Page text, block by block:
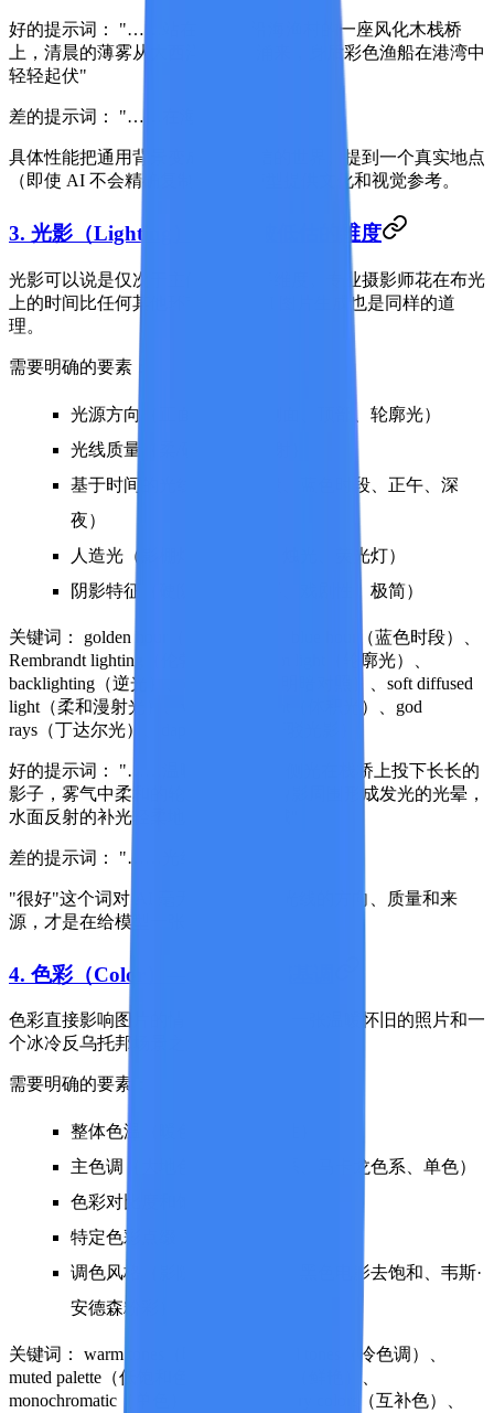
好的提示词：
"……站在葡萄牙沿海渔村的一座风化木栈桥
上，清晨的薄雾从大西洋上缓缓涌来，身后彩色渔船在港湾中
轻轻起伏"
差的提示词： "……在海边"
具体性能把通用背景变成一个可信的世界。提到一个真实地点
（即使 AI 不会精确复制）能为模型提供文化和视觉参考。
3. 光影（Lighting）——最被低估的维度
光影可以说是仅次于主体的最重要维度。专业摄影师花在布光
上的时间比任何其他环节都多，AI 图片生成也是同样的道
理。
需要明确的要素：
光源方向（正面、背面、侧面、顶部、轮廓光）
光线质量（柔/硬、漫射/直射）
基于时间的光线（黄金时段、蓝色时段、正午、深
夜）
人造光（影棚灯、霓虹灯、烛光、荧光灯）
阴影特征（硬阴影、柔阴影、戏剧性、极简）
关键词：
golden hour（黄金时段）、blue hour（蓝色时段）、
Rembrandt lighting（伦勃朗光）、rim light（轮廓光）、
backlighting（逆光）、chiaroscuro（明暗对照）、soft diffused
light（柔和漫射光）、volumetric light（体积光）、god
rays（丁达尔光）、dappled light（斑驳光影）
好的提示词：
"……温暖的黄金时段侧光在栈桥上投下长长的
影子，雾气中柔和的轮廓光在他的剪影周围形成发光的光晕，
水面反射的补光轻柔地照亮阴影区域"
差的提示词： "……光线很好"
"很好"这个词对 AI 毫无意义。指定光线的方向、质量和来
源，才是在给模型一张布光图。
4. 色彩（Color）——设定情感基调
色彩直接影响图片的情感共鸣。它是一张温暖怀旧的照片和一
个冰冷反乌托邦场景之间的区别。
需要明确的要素：
整体色温（暖色、冷色、中性）
主色调（大地色系、宝石色系、马卡龙色系、单色）
色彩对比度和饱和度
特定色彩点缀
调色风格（影院级青橙调色、黑色电影去饱和、韦斯·
安德森粉彩）
关键词：
warm tones（暖色调）、cool tones（冷色调）、
muted palette（低饱和色板）、vibrant（鲜艳）、
monochromatic（单色）、complementary colors（互补色）、